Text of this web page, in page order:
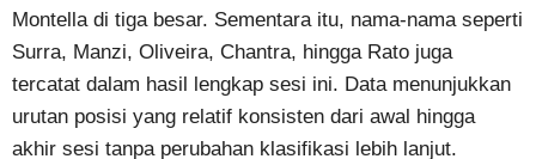
Montella di tiga besar. Sementara itu, nama-nama seperti
Surra, Manzi, Oliveira, Chantra, hingga Rato juga
tercatat dalam hasil lengkap sesi ini. Data menunjukkan
urutan posisi yang relatif konsisten dari awal hingga
akhir sesi tanpa perubahan klasifikasi lebih lanjut.